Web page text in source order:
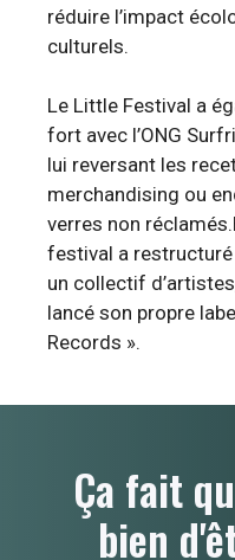
réduire l’impact
culturels.
Le Little Festival a
fort avec l’ONG
lui reversant les
merchandising ou
verres non
festival a
un collectif
lancé son propre
Records ».
Ça fait
bien